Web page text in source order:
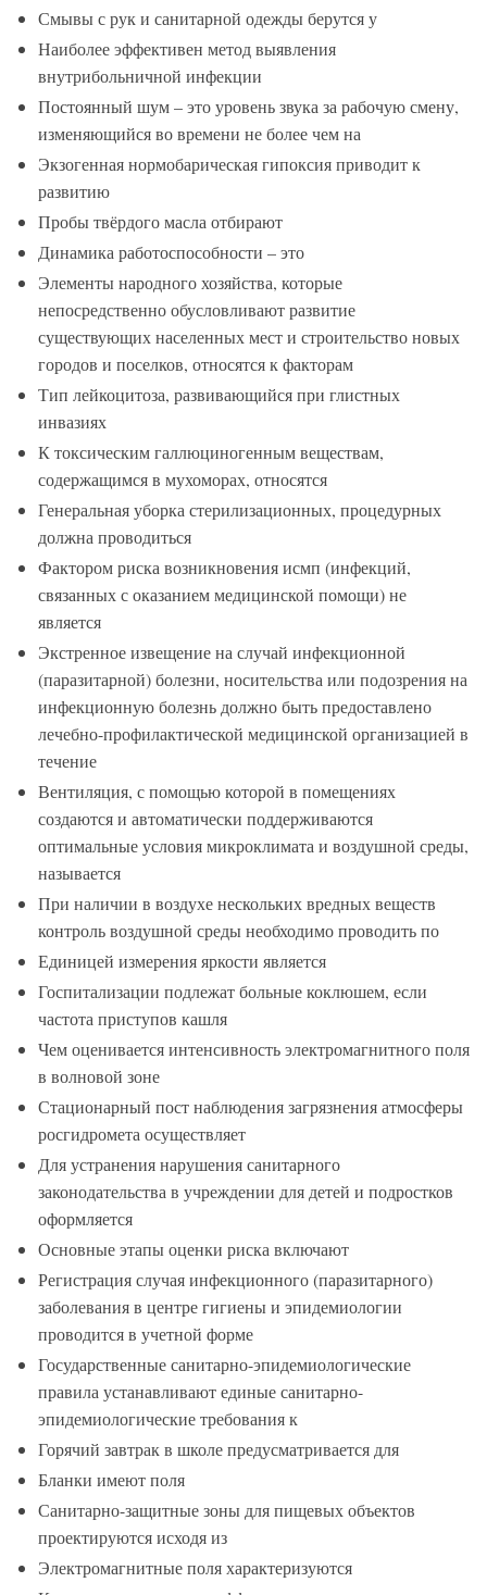
Смывы с рук и санитарной одежды берутся у
Наиболее эффективен метод выявления
внутрибольничной инфекции
Постоянный шум – это уровень звука за рабочую смену,
изменяющийся во времени не более чем на
Экзогенная нормобарическая гипоксия приводит к
развитию
Пробы твёрдого масла отбирают
Динамика работоспособности – это
Элементы народного хозяйства, которые
непосредственно обусловливают развитие
существующих населенных мест и строительство новых
городов и поселков, относятся к факторам
Тип лейкоцитоза, развивающийся при глистных
инвазиях
К токсическим галлюциногенным веществам,
содержащимся в мухоморах, относятся
Генеральная уборка стерилизационных, процедурных
должна проводиться
Фактором риска возникновения исмп (инфекций,
связанных с оказанием медицинской помощи) не
является
Экстренное извещение на случай инфекционной
(паразитарной) болезни, носительства или подозрения на
инфекционную болезнь должно быть предоставлено
лечебно-профилактической медицинской организацией в
течение
Вентиляция, с помощью которой в помещениях
создаются и автоматически поддерживаются
оптимальные условия микроклимата и воздушной среды,
называется
При наличии в воздухе нескольких вредных веществ
контроль воздушной среды необходимо проводить по
Единицей измерения яркости является
Госпитализации подлежат больные коклюшем, если
частота приступов кашля
Чем оценивается интенсивность электромагнитного поля
в волновой зоне
Стационарный пост наблюдения загрязнения атмосферы
росгидромета осуществляет
Для устранения нарушения санитарного
законодательства в учреждении для детей и подростков
оформляется
Основные этапы оценки риска включают
Регистрация случая инфекционного (паразитарного)
заболевания в центре гигиены и эпидемиологии
проводится в учетной форме
Государственные санитарно-эпидемиологические
правила устанавливают единые санитарно-
эпидемиологические требования к
Горячий завтрак в школе предусматривается для
Бланки имеют поля
Санитарно-защитные зоны для пищевых объектов
проектируются исходя из
Электромагнитные поля характеризуются